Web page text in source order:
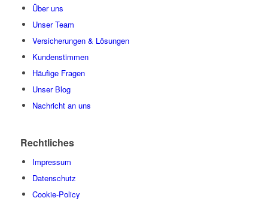
Über uns
Unser Team
Versicherungen & Lösungen
Kundenstimmen
Häufige Fragen
Unser Blog
Nachricht an uns
Rechtliches
Impressum
Datenschutz
Cookie-Policy